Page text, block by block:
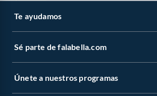
Te ayudamos
Sé parte de falabella.com
Únete a nuestros programas